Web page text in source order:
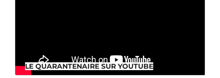
LE QUARANTENAIRE SUR YOUTUBE